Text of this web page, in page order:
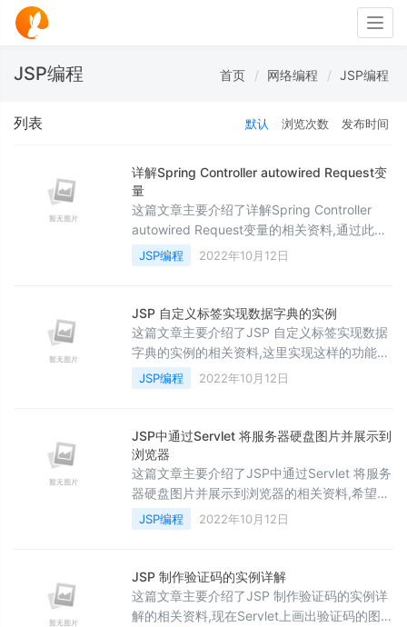
JSP编程 首页 网络编程 JSP编程
列表 默认 浏览次数 发布时间
详解Spring Controller autowired Request变
量
这篇文章主要介绍了详解Spring Controller
autowired Request变量的相关资料,通过此文
希望能帮助到大家，需要的朋友可以参考下
JSP编程 2022年10月12日
JSP 自定义标签实现数据字典的实例
这篇文章主要介绍了JSP 自定义标签实现数据
字典的实例的相关资料,这里实现这样的功能，
希望能帮助到大家，需要的朋友可以参考下
JSP编程 2022年10月12日
JSP中通过Servlet 将服务器硬盘图片并展示到
浏览器
这篇文章主要介绍了JSP中通过Servlet 将服务
器硬盘图片并展示到浏览器的相关资料,希望通
过本文大家可以实现这样的功能，需要的朋友
可以参考下
JSP编程 2022年10月12日
JSP 制作验证码的实例详解
这篇文章主要介绍了JSP 制作验证码的实例详
解的相关资料,现在Servlet上画出验证码的图